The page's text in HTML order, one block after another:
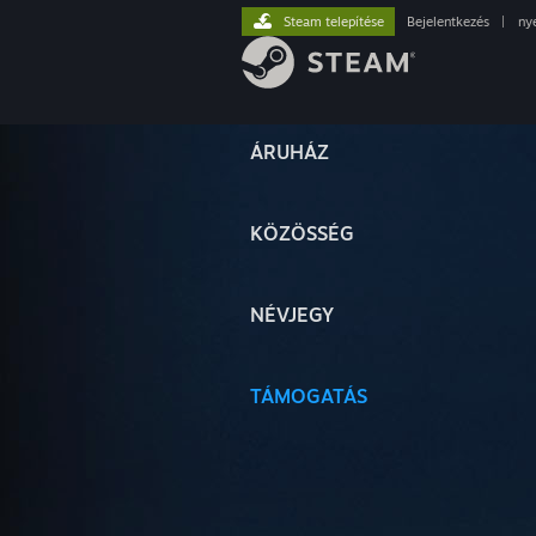
ÁRUHÁZ
KÖZÖSSÉG
NÉVJEGY
TÁMOGATÁS
Steam telepítése Bejelentkezés